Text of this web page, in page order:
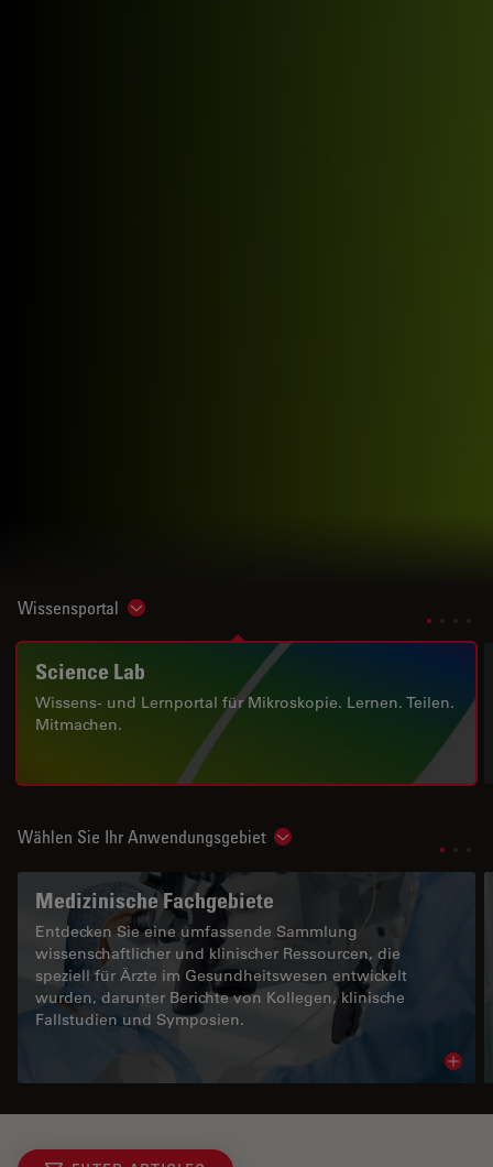
Wissensportal Show subnavigation
Science Lab
Wissens- und Lernportal für Mikroskopie. Lernen. Teilen.
Mitmachen.
Wählen Sie Ihr Anwendungsgebiet Show subnavigation
Medizinische Fachgebiete
Entdecken Sie eine umfassende Sammlung
wissenschaftlicher und klinischer Ressourcen, die
speziell für Ärzte im Gesundheitswesen entwickelt
wurden, darunter Berichte von Kollegen, klinische
Fallstudien und Symposien.